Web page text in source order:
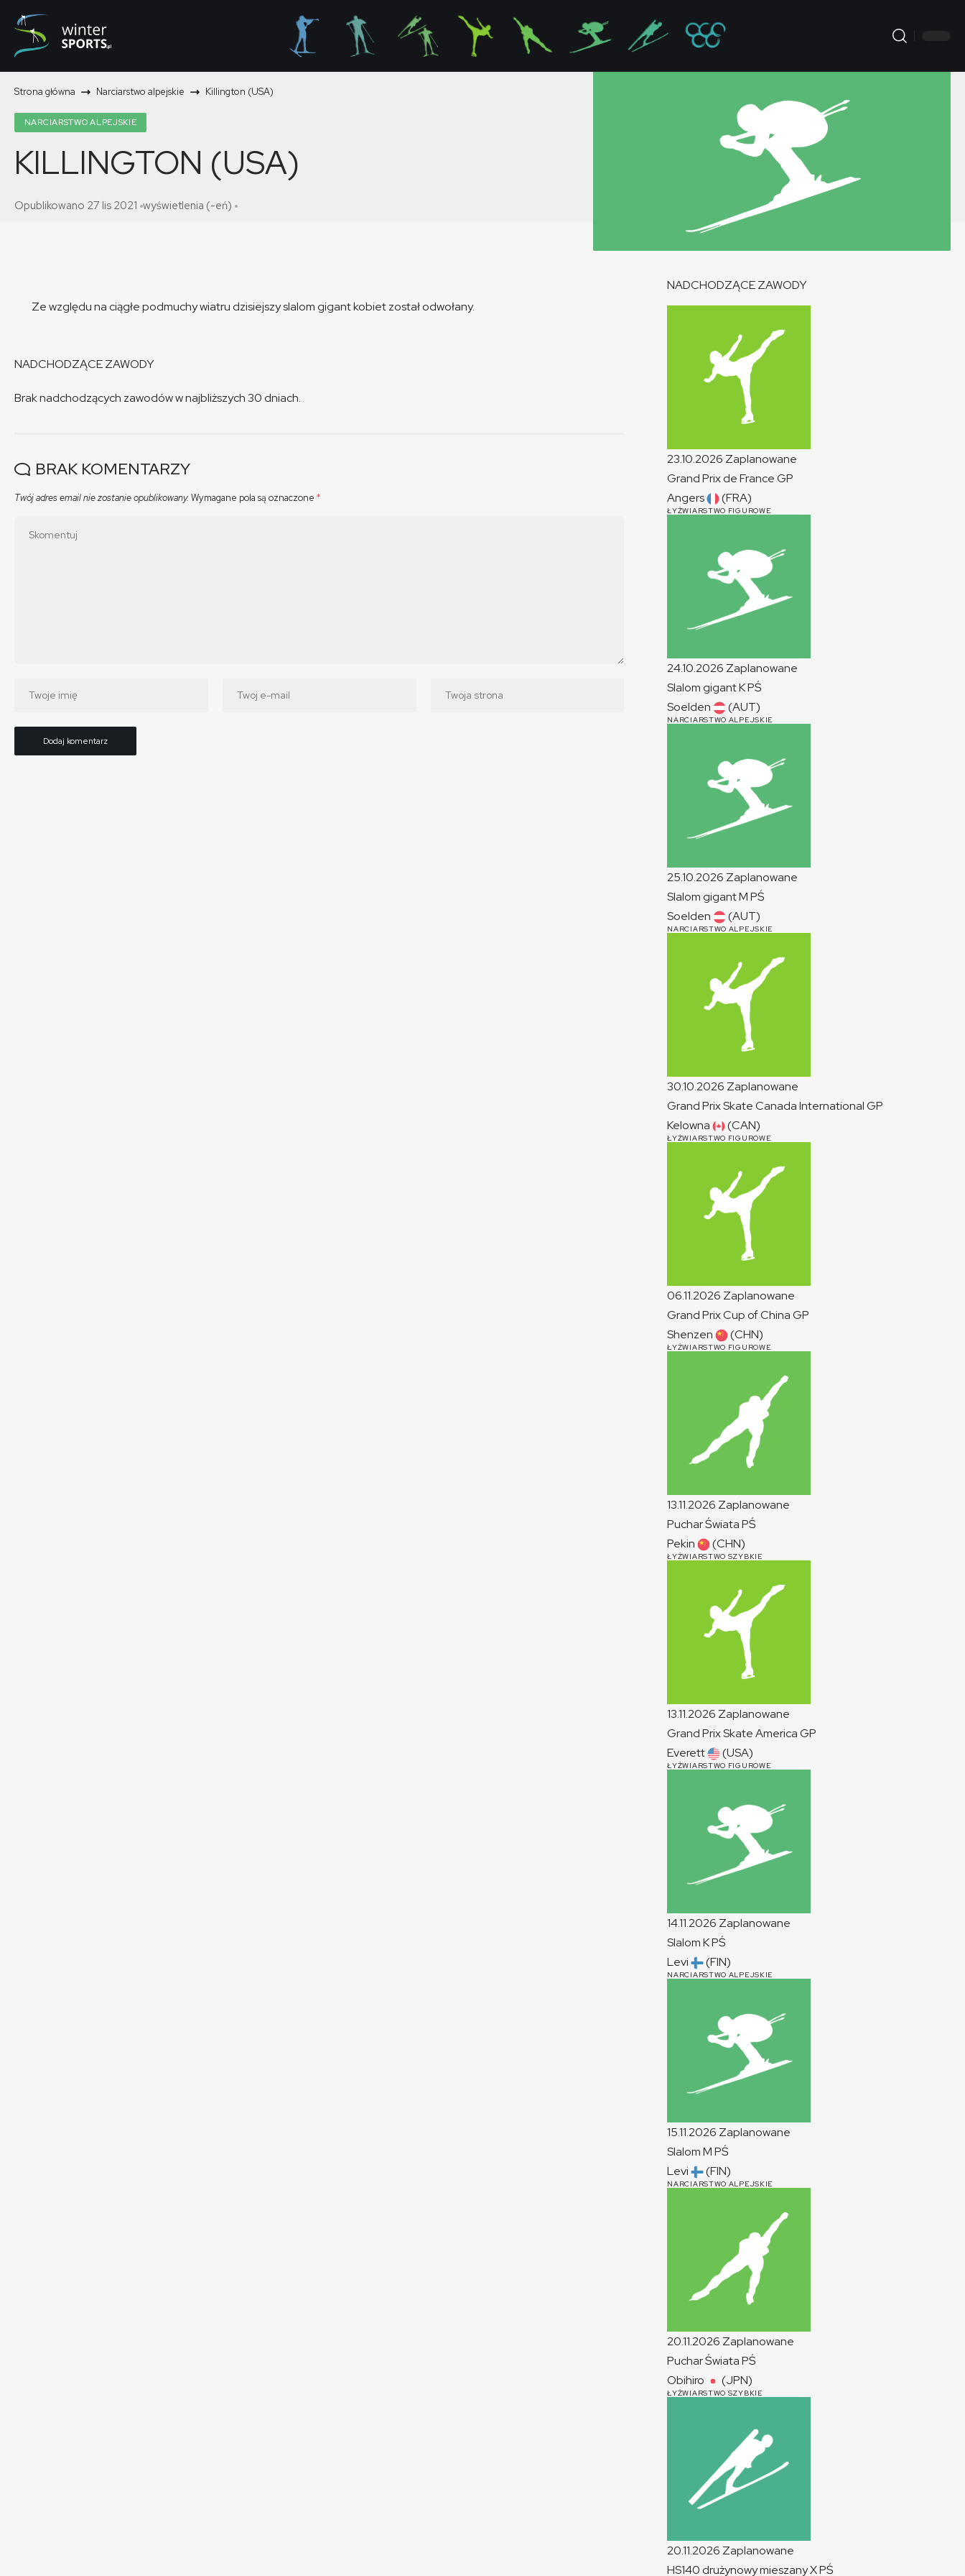
Strona główna Narciarstwo alpejskie Killington (USA)
NARCIARSTWO ALPEJSKIE
KILLINGTON (USA)
Opublikowano 27 lis 2021 wyświetlenia (-eń)
Ze względu na ciągłe podmuchy wiatru dzisiejszy slalom gigant kobiet został odwołany.
NADCHODZĄCE ZAWODY
Brak nadchodzących zawodów w najbliższych 30 dniach.
BRAK KOMENTARZY
Twój adres email nie zostanie opublikowany. Wymagane pola są oznaczone *
NADCHODZĄCE ZAWODY
23.10.2026 Zaplanowane
Grand Prix de FranceGP
Angers
(FRA)
ŁYŻWIARSTWO FIGUROWE
24.10.2026 Zaplanowane
Slalom gigantKPŚ
Soelden
(AUT)
NARCIARSTWO ALPEJSKIE
25.10.2026 Zaplanowane
Slalom gigantM PŚ
Soelden
(AUT)
NARCIARSTWO ALPEJSKIE
30.10.2026 Zaplanowane
Grand Prix Skate Canada InternationalGP
Kelowna
(CAN)
ŁYŻWIARSTWO FIGUROWE
06.11.2026 Zaplanowane
Grand Prix Cup of ChinaGP
Shenzen
(CHN)
ŁYŻWIARSTWO FIGUROWE
13.11.2026 Zaplanowane
Puchar ŚwiataPŚ
Pekin
(CHN)
ŁYŻWIARSTWO SZYBKIE
13.11.2026 Zaplanowane
Grand Prix Skate AmericaGP
Everett
(USA)
ŁYŻWIARSTWO FIGUROWE
14.11.2026 Zaplanowane
SlalomKPŚ
Levi
(FIN)
NARCIARSTWO ALPEJSKIE
15.11.2026 Zaplanowane
SlalomM PŚ
Levi
(FIN)
NARCIARSTWO ALPEJSKIE
20.11.2026 Zaplanowane
Puchar ŚwiataPŚ
Obihiro
(JPN)
ŁYŻWIARSTWO SZYBKIE
20.11.2026 Zaplanowane
HS140 drużynowy mieszanyXPŚ